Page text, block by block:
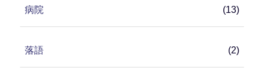
病院 (13)
落語 (2)